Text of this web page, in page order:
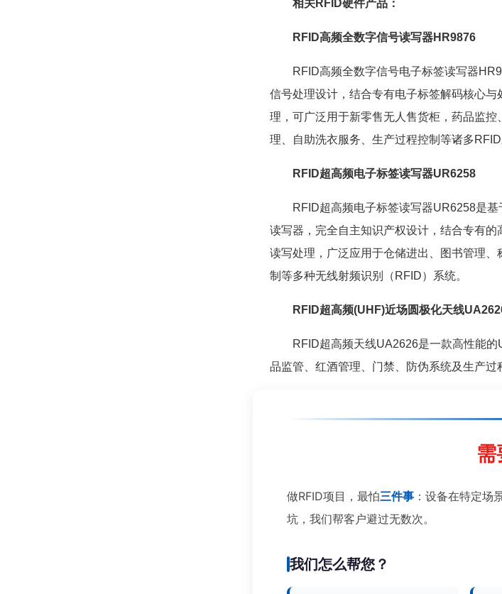
相关RFID硬件产品：
RFID高频全数字信号读写器HR9876
RFID高频全数字信号电子标签读写器
信号处理设计，结合专有电子标签解码核心
理，可广泛用于新零售无人售货柜，药品监
理、自助洗衣服务、生产过程控制等诸多RFID
RFID超高频电子标签读写器UR6258
RFID超高频电子标签读写器UR6258是基
读写器，完全自主知识产权设计，结合专有
读写处理，广泛应用于仓储进出、图书管理
制等多种无线射频识别（RFID）系统。
RFID超高频(UHF)近场圆极化天线
RFID超高频天线UA2626是一款高性能的
品监管、红酒管理、门禁、防伪系统及生产过
需
做RFID项目，最怕三件事 ：设备在特定场
坑，我们帮客户避过无数次。
我们怎么帮您？